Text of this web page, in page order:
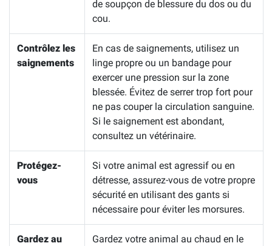
de soupçon de blessure du dos ou du
cou.
Contrôlez les
saignements
En cas de saignements, utilisez un
linge propre ou un bandage pour
exercer une pression sur la zone
blessée. Évitez de serrer trop fort pour
ne pas couper la circulation sanguine.
Si le saignement est abondant,
consultez un vétérinaire.
Protégez-
vous
Si votre animal est agressif ou en
détresse, assurez-vous de votre propre
sécurité en utilisant des gants si
nécessaire pour éviter les morsures.
Gardez au
Gardez votre animal au chaud en le